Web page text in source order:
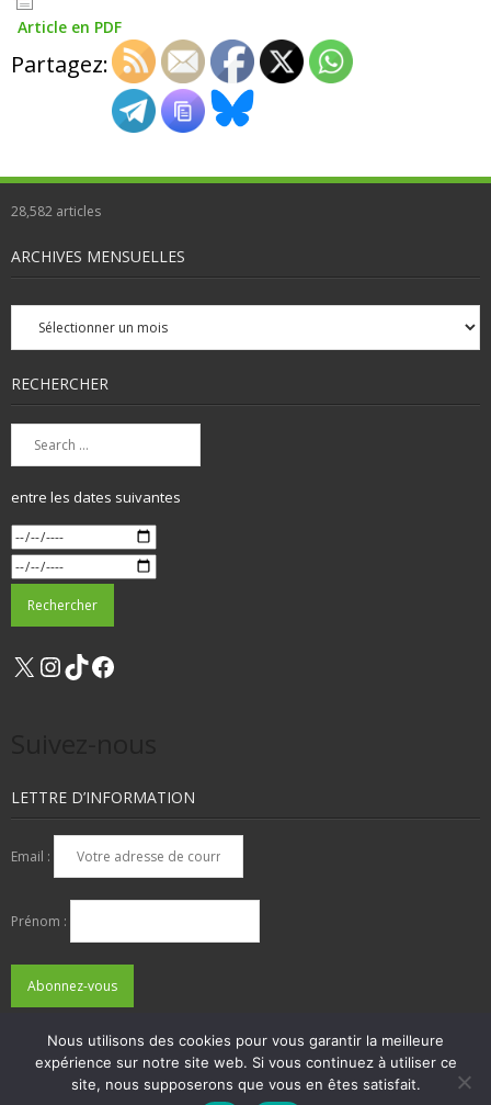
Article en PDF
Partagez:
28,582 articles
ARCHIVES MENSUELLES
Archives
mensuelles
RECHERCHER
entre les dates suivantes
X Instagram
TikTok
LETTRE D’INFORMATION
Email :
Prénom :
ADHÉSIONS, DONS, CONTACT
MENTIONS LÉGALES
Nous utilisons des cookies pour vous garantir la meilleure
expérience sur notre site web. Si vous continuez à utiliser ce
site, nous supposerons que vous en êtes satisfait.